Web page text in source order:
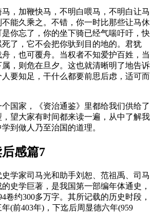
，加鞭快马，不明白喂马，不明白让马
能久乘之。不错，你一时比那些让马休
你忘了，你的坐下骑已经气喘吁吁，快
了，它不会把你驮到目的地的。君犹
，也可覆舟。当权者不知爱护百姓，当
，则危在旦夕。这也就清晰明了地告诉
要知足，干什么都要前思后虑，适可而
国家，《资治通鉴》里都给我们供给了
望大家有时间都来读一遍，从中了解我
到做人乃至治国的道理。
感篇7
史学家司马光和助手刘恕、范祖禹、司马
史学巨著，是我国第一部编年体通史，
卷约300多万字。其所记载的历史时段，
年(前403年)，下迄后周显德六年(959